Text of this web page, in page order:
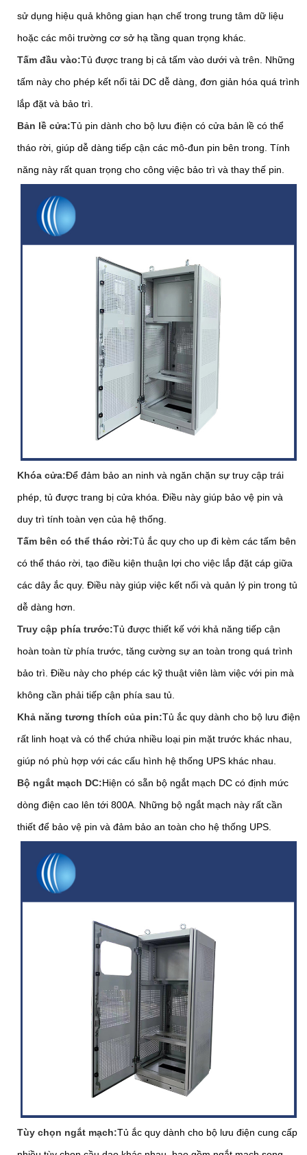
sử dụng hiệu quả không gian hạn chế trong trung tâm dữ liệu
hoặc các môi trường cơ sở hạ tầng quan trọng khác.
Tấm đầu vào:Tủ được trang bị cả tấm vào dưới và trên. Những
tấm này cho phép kết nối tải DC dễ dàng, đơn giản hóa quá trình
lắp đặt và bảo trì.
Bản lề cửa:Tủ pin dành cho bộ lưu điện có cửa bản lề có thể
tháo rời, giúp dễ dàng tiếp cận các mô-đun pin bên trong. Tính
năng này rất quan trọng cho công việc bảo trì và thay thế pin.
Khóa cửa:Để đảm bảo an ninh và ngăn chặn sự truy cập trái
phép, tủ được trang bị cửa khóa. Điều này giúp bảo vệ pin và
duy trì tính toàn vẹn của hệ thống.
Tấm bên có thể tháo rời:Tủ ắc quy cho up đi kèm các tấm bên
có thể tháo rời, tạo điều kiện thuận lợi cho việc lắp đặt cáp giữa
các dây ắc quy. Điều này giúp việc kết nối và quản lý pin trong tủ
dễ dàng hơn.
Truy cập phía trước:Tủ được thiết kế với khả năng tiếp cận
hoàn toàn từ phía trước, tăng cường sự an toàn trong quá trình
bảo trì. Điều này cho phép các kỹ thuật viên làm việc với pin mà
không cần phải tiếp cận phía sau tủ.
Khả năng tương thích của pin:Tủ ắc quy dành cho bộ lưu điện
rất linh hoạt và có thể chứa nhiều loại pin mặt trước khác nhau,
giúp nó phù hợp với các cấu hình hệ thống UPS khác nhau.
Bộ ngắt mạch DC:Hiện có sẵn bộ ngắt mạch DC có định mức
dòng điện cao lên tới 800A. Những bộ ngắt mạch này rất cần
thiết để bảo vệ pin và đảm bảo an toàn cho hệ thống UPS.
Tùy chọn ngắt mạch:Tủ ắc quy dành cho bộ lưu điện cung cấp